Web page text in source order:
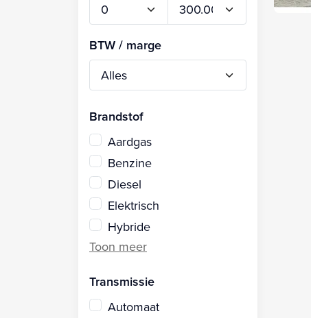
BTW / marge
Brandstof
Aardgas
Benzine
Diesel
Elektrisch
Hybride
Transmissie
Automaat